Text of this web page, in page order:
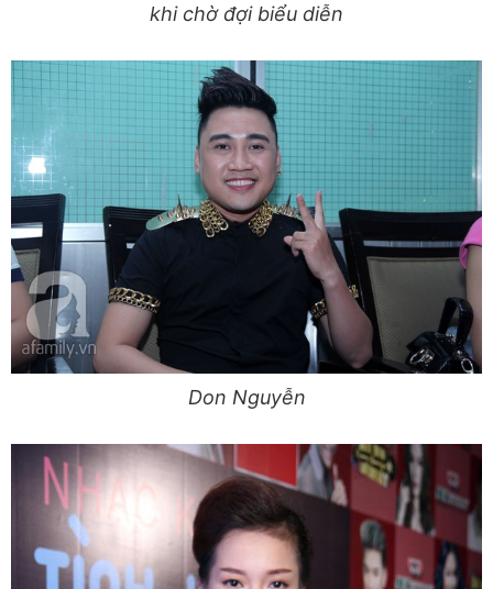
khi chờ đợi biểu diễn
Don Nguyễn